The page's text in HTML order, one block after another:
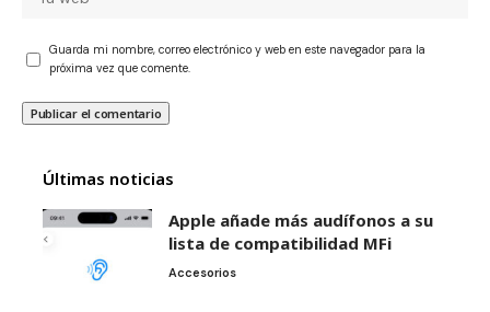
Guarda mi nombre, correo electrónico y web en este navegador para la
próxima vez que comente.
Últimas noticias
Apple añade más audífonos a su
lista de compatibilidad MFi
Accesorios